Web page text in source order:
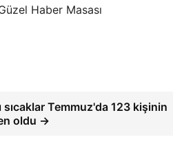
Haber Masası
sıcaklar Temmuz'da 123 kişinin
oldu →